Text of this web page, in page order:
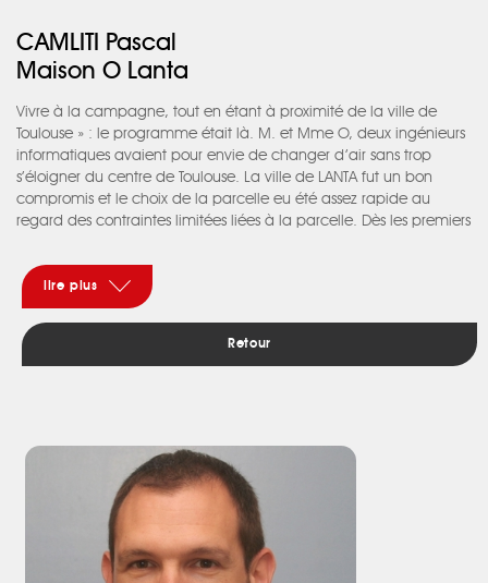
CAMLITI Pascal
Maison O Lanta
Vivre à la campagne, tout en étant à proximité de la ville de
Toulouse » : le programme était là. M. et Mme O, deux ingénieurs
informatiques avaient pour envie de changer d’air sans trop
s’éloigner du centre de Toulouse. La ville de LANTA fut un bon
compromis et le choix de la parcelle eu été assez rapide au
regard des contraintes limitées liées à la parcelle. Dès les premiers
énergie et permettant de bénéficier des apports naturels offerts
par la nature. La maison O a donc été dessinée en ce sens. Le
choix de l’ossature bois fut également une évidence pour les
performances qu’offre cette technique de mise en oeuvre. Les
souhaits entendus, il fallait passer à l’action. L’un des piliers sur
Nous sommes donc partis sur une conception architecturale
épurée d’un volume horizontal revêtu d’un bardage luimême
horizontal, découpé par un mur servant de refend et séparatif
des espaces jour/nuit. De larges volumes de vie lumineux ainsi
que des espaces de nuit bénéficiant d’une luminosité régulée,
tout ceci pour obtenir une conception optimisée et un budget
lire plus
Retour